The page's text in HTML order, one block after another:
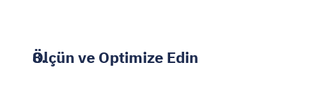
Ölçün ve Optimize Edin